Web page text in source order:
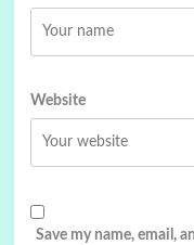
Website
Save my name, email,